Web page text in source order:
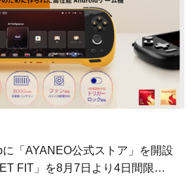
「AYANEO公式ストア」を開設
FIT」を8月7日より4日間限定